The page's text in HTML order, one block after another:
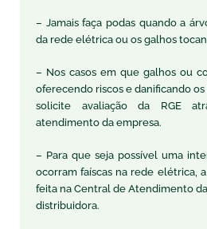
– Jamais faça podas quando a
da rede elétrica ou os galhos
– Nos casos em que galhos ou
oferecendo riscos e danificando
solicite avaliação da RGE
atendimento da empresa.
– Para que seja possível uma
ocorram faíscas na rede elétrica,
feita na Central de Atendimento da
distribuidora.